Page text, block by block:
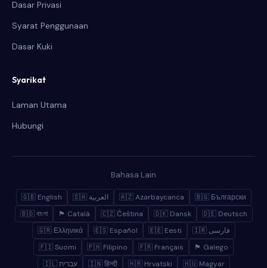
Dasar Privasi
Syarat Penggunaan
Dasar Kuki
Syarikat
Laman Utama
Hubungi
Bahasa Lain
🇬🇧 English 🇸🇦 العربية 🇦🇿 Azərbaycanca
🇧🇬 Български
🇧🇩 বাংলা
🏴 Català 🇨🇿 Čeština 🇩🇰 Dansk
🇩🇪 Deutsch
🇬🇷 Ελληνικά
🇪🇸 Español 🇪🇪 Eesti
🇮🇷 فارسی
🇫🇮 Suomi
🇵🇭 Filipino 🇫🇷 Français
🏴 Galego
🇮🇱 עברית
🇮🇳 हिन्दी 🇭🇷 Hrvatski 🇭🇺 Magyar